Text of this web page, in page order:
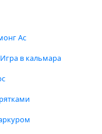
Ас
в кальмара